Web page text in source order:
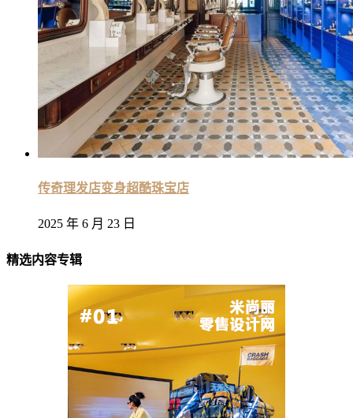
传奇理发店变身超酷珠宝店
2025 年 6 月 23 日
精选内容专辑